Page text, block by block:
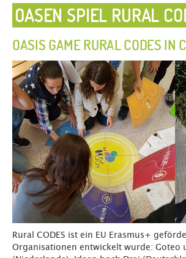
OASEN SPIEL RURAL
OASIS GAME RURAL CODES
Rural CODES ist ein EU Erasmus+
Organisationen entwickelt wurde: Goteo